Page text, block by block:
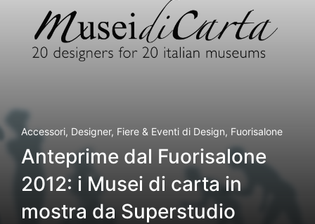
Accessori, Designer, Fiere & Eventi di Design, Fuorisalone
Anteprime dal Fuorisalone
2012: i Musei di carta in
mostra da Superstudio